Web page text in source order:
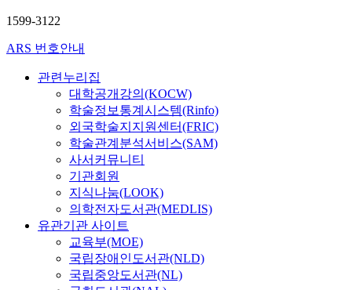
1599-3122
ARS 번호안내
관련누리집
대학공개강의(KOCW)
학술정보통계시스템(Rinfo)
외국학술지지원센터(FRIC)
학술관계분석서비스(SAM)
사서커뮤니티
기관회원
지식나눔(LOOK)
의학전자도서관(MEDLIS)
유관기관 사이트
교육부(MOE)
국립장애인도서관(NLD)
국립중앙도서관(NL)